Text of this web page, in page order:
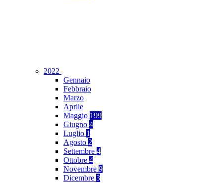
2022
Gennaio
Febbraio
Marzo
Aprile
Maggio 199
Giugno 4
Luglio 1
Agosto 2
Settembre 4
Ottobre 4
Novembre 9
Dicembre 3